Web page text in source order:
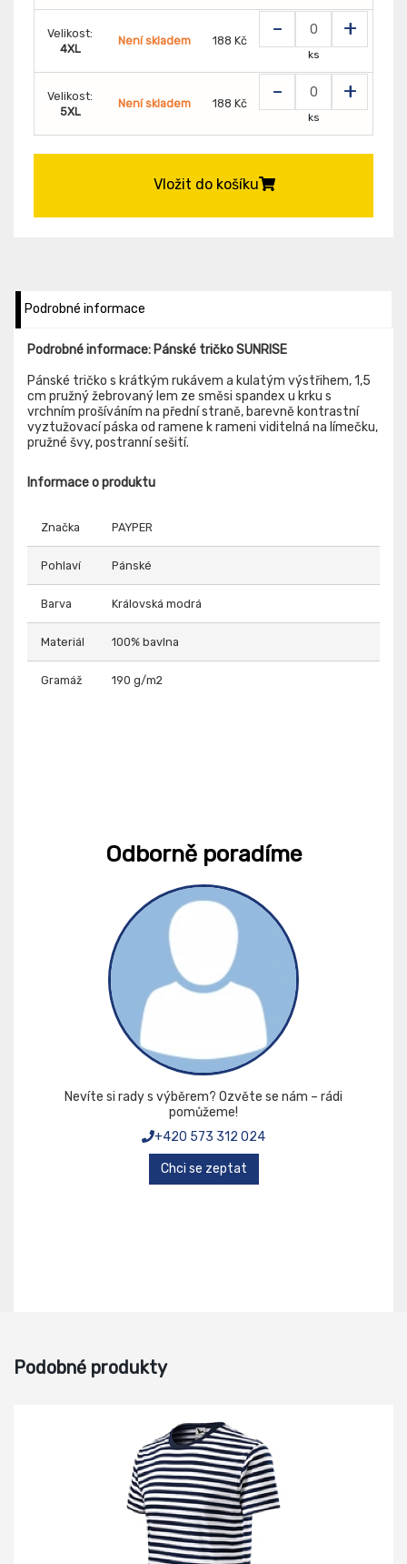
Velikost:
4XL
Není skladem 188 Kč - +
ks
Velikost:
5XL
Není skladem 188 Kč - +
ks
Vložit do košíku
Podrobné informace
Podrobné informace: Pánské tričko SUNRISE
Pánské tričko s krátkým rukávem a kulatým výstřihem, 1,5
cm pružný žebrovaný lem ze směsi spandex u krku s
vrchním prošíváním na přední straně, barevně kontrastní
vyztužovací páska od ramene k rameni viditelná na límečku,
pružné švy, postranní sešití.
Informace o produktu
Značka PAYPER
Pohlaví Pánské
Barva Královská modrá
Materiál 100% bavlna
Gramáž 190 g/m2
Odborně poradíme
Nevíte si rady s výběrem? Ozvěte se nám – rádi
pomůžeme!
+420 573 312 024
Chci se zeptat
Podobné produkty